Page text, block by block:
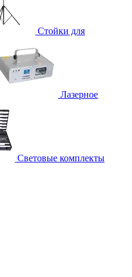
Стойки для
Лазерное
Световые комплекты